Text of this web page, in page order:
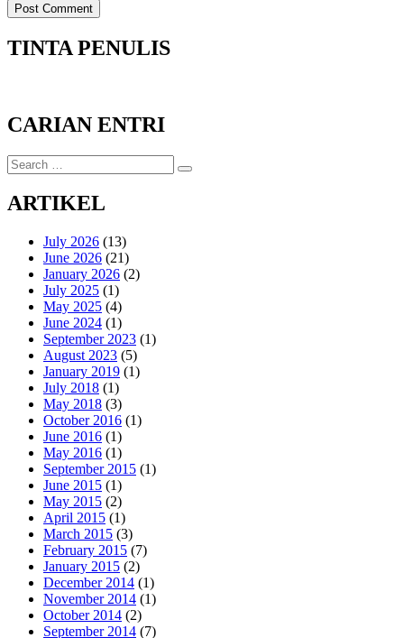
TINTA PENULIS
CARIAN ENTRI
Search
for:
Search
ARTIKEL
July 2026 (13)
June 2026 (21)
January 2026 (2)
July 2025 (1)
May 2025 (4)
June 2024 (1)
September 2023 (1)
August 2023 (5)
January 2019 (1)
July 2018 (1)
May 2018 (3)
October 2016 (1)
June 2016 (1)
May 2016 (1)
September 2015 (1)
June 2015 (1)
May 2015 (2)
April 2015 (1)
March 2015 (3)
February 2015 (7)
January 2015 (2)
December 2014 (1)
November 2014 (1)
October 2014 (2)
September 2014 (7)